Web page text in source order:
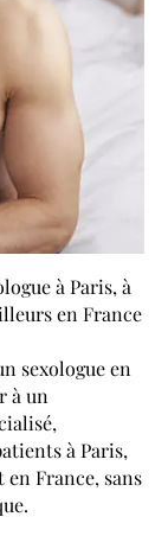
à Paris, à
en France
sexologue en
à un
à Paris,
France, sans